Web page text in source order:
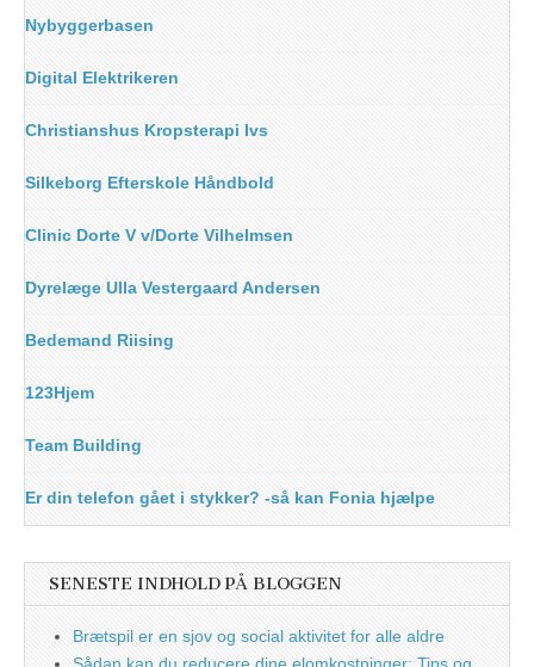
Nybyggerbasen
Digital Elektrikeren
Christianshus Kropsterapi Ivs
Silkeborg Efterskole Håndbold
Clinic Dorte V v/Dorte Vilhelmsen
Dyrelæge Ulla Vestergaard Andersen
Bedemand Riising
123Hjem
Team Building
Er din telefon gået i stykker? -så kan Fonia hjælpe
SENESTE INDHOLD PÅ BLOGGEN
Brætspil er en sjov og social aktivitet for alle aldre